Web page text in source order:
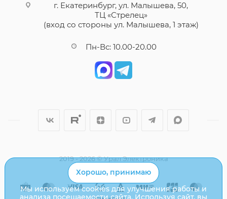
г. Екатеринбург, ул. Малышева, 50,
ТЦ «Стрелец»
(вход со стороны ул. Малышева, 1 этаж)
Пн-Вс: 10.00-20.00
2019 - 2026 © Урал Электроника
Мы используем cookies для улучшения работы и
анализа посещаемости сайта. Используя сайт, вы
Хорошо, принимаю